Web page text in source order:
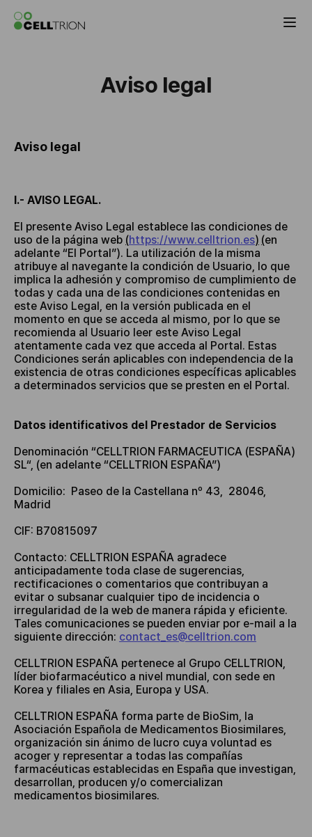
Celltrion the Global Pharmaceutical
Aviso legal
Aviso legal
I.- AVISO LEGAL.
El presente Aviso Legal establece las condiciones de
uso de la página web (https://www.celltrion.es) (en
adelante “El Portal”). La utilización de la misma
atribuye al navegante la condición de Usuario, lo que
implica la adhesión y compromiso de cumplimiento de
todas y cada una de las condiciones contenidas en
este Aviso Legal, en la versión publicada en el
momento en que se acceda al mismo, por lo que se
recomienda al Usuario leer este Aviso Legal
atentamente cada vez que acceda al Portal. Estas
Condiciones serán aplicables con independencia de la
existencia de otras condiciones específicas aplicables
a determinados servicios que se presten en el Portal.
Datos identificativos del Prestador de Servicios
Denominación “CELLTRION FARMACEUTICA (ESPAÑA)
SL“, (en adelante “CELLTRION ESPAÑA”)
Domicilio: Paseo de la Castellana nº 43, 28046,
Madrid
CIF: B70815097
Contacto: CELLTRION ESPAÑA agradece
anticipadamente toda clase de sugerencias,
rectificaciones o comentarios que contribuyan a
evitar o subsanar cualquier tipo de incidencia o
irregularidad de la web de manera rápida y eficiente.
Tales comunicaciones se pueden enviar por e-mail a la
siguiente dirección: contact_es@celltrion.com
CELLTRION ESPAÑA pertenece al Grupo CELLTRION,
líder biofarmacéutico a nivel mundial, con sede en
Korea y filiales en Asia, Europa y USA.
CELLTRION ESPAÑA forma parte de BioSim, la
Asociación Española de Medicamentos Biosimilares,
organización sin ánimo de lucro cuya voluntad es
acoger y representar a todas las compañías
farmacéuticas establecidas en España que investigan,
desarrollan, producen y/o comercializan
medicamentos biosimilares.